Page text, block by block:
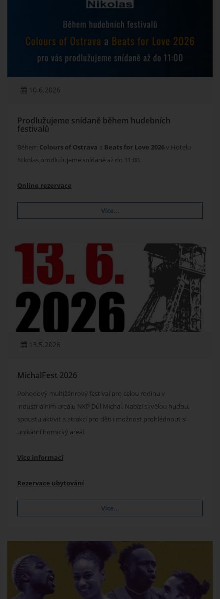
10.6.2026
Prodlužujeme snídaně během hudebních
festivalů
Během Colours of Ostrava a Beats for Love 2026v Hotelu
Nikolas prodlužujeme snídaně až do 11:00.
Online rezervace
Více...
13.5.2026
MichalFest 2026
Pohodový multižánrový festival pro celou rodinu v
industriálním areálu NKP Důl Michal. Nabízí skvělou hudbu,
spoustu aktivit a atrakcí pro děti i možnost prohlédnout si
unikátní hornický areál.
Více informací
Rezervace ubytování
Více...